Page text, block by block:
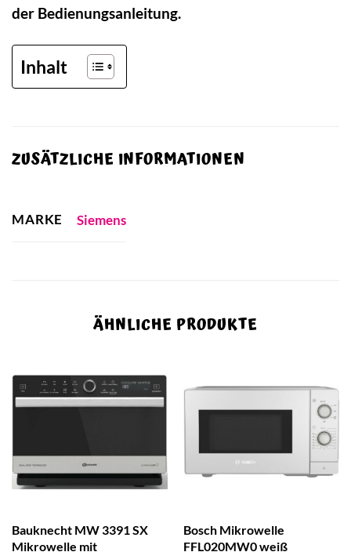
der Bedienungsanleitung.
Inhalt
ZUSÄTZLICHE INFORMATIONEN
MARKE Siemens
ÄHNLICHE PRODUKTE
Bauknecht MW 3391 SX
Mikrowelle mit
Bosch Mikrowelle
FFL020MW0 weiß